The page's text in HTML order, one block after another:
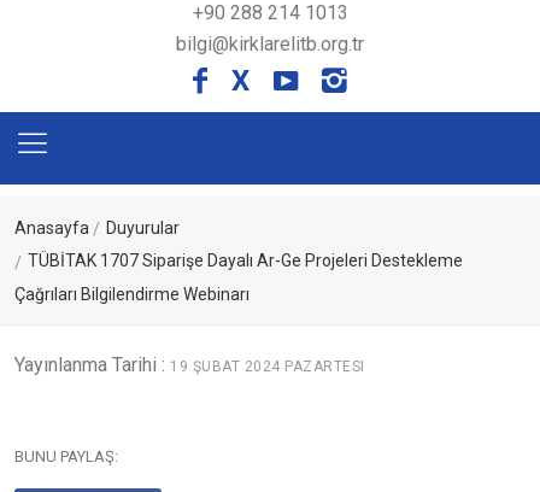
+90 288 214 1013
bilgi@kirklarelitb.org.tr
X
Anasayfa
Duyurular
TÜBİTAK 1707 Siparişe Dayalı Ar-Ge Projeleri Destekleme
Çağrıları Bilgilendirme Webinarı
Yayınlanma Tarihi : 19 ŞUBAT 2024 PAZARTESI
BUNU PAYLAŞ: